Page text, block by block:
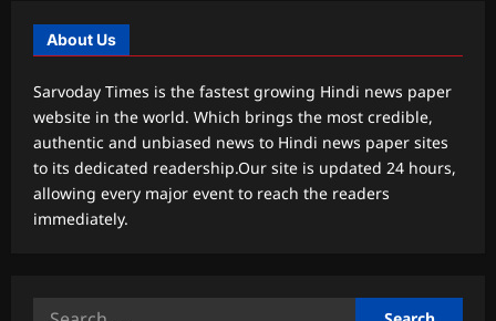
About Us
Sarvoday Times is the fastest growing Hindi news paper
website in the world. Which brings the most credible,
authentic and unbiased news to Hindi news paper sites
to its dedicated readership.Our site is updated 24 hours,
allowing every major event to reach the readers
immediately.
Search